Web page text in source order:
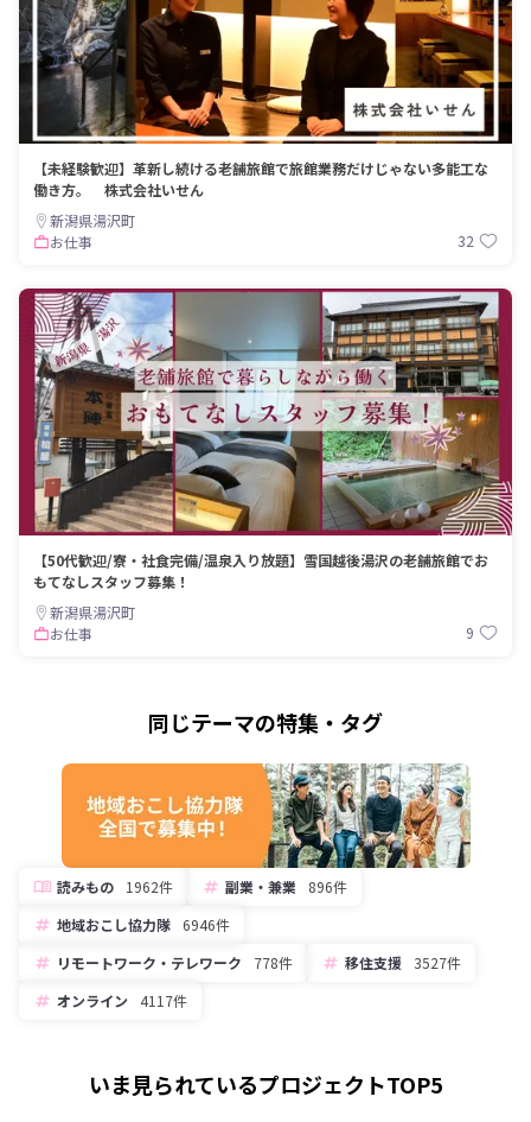
【未経験歓迎】革新し続ける老舗旅館で旅館業務だけじゃない多能工な
働き方。 株式会社いせん
新潟県湯沢町
お仕事
32
【50代歓迎/寮・社食完備/温泉入り放題】雪国越後湯沢の老舗旅館でお
もてなしスタッフ募集！
新潟県湯沢町
お仕事
9
同じテーマの特集・タグ
読みもの 1962件 副業・兼業
896件
地域おこし協力隊
6946件
リモートワーク・テレワーク
778件 移住支援 3527件
オンライン
4117件
いま見られているプロジェクトTOP5